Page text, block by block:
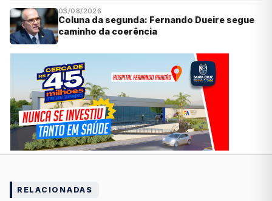
03/08/2026
Coluna da segunda: Fernando Dueire segue
caminho da coerência
RELACIONADAS